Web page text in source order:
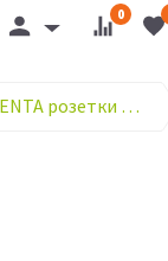
0
VOLSTEN серия MAGENTA розетки и выключатели (с/у)